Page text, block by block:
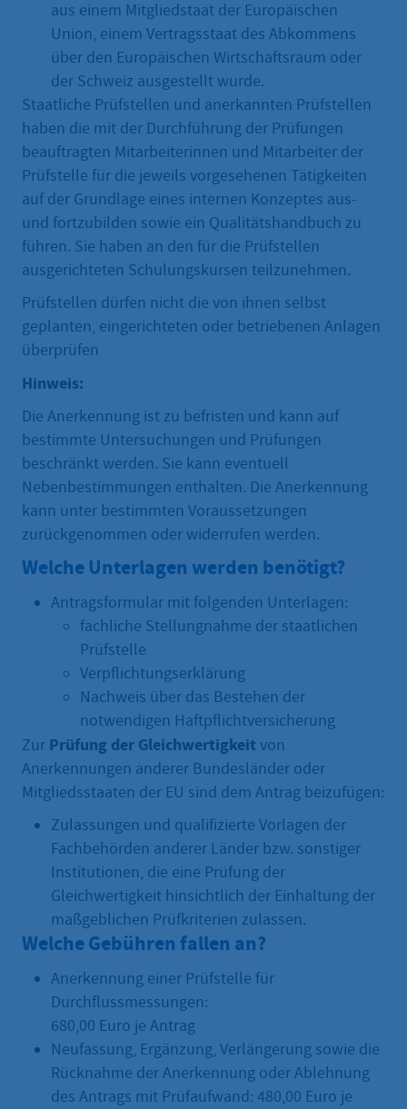
aus einem Mitgliedstaat der Europäischen
Union, einem Vertragsstaat des Abkommens
über den Europäischen Wirtschaftsraum oder
der Schweiz ausgestellt wurde.
Staatliche Prüfstellen und anerkannten Prüfstellen
haben die mit der Durchführung der Prüfungen
beauftragten Mitarbeiterinnen und Mitarbeiter der
Prüfstelle für die jeweils vorgesehenen Tätigkeiten
auf der Grundlage eines internen Konzeptes aus-
und fortzubilden sowie ein Qualitätshandbuch zu
führen. Sie haben an den für die Prüfstellen
ausgerichteten Schulungskursen teilzunehmen.
Prüfstellen dürfen nicht die von ihnen selbst
geplanten, eingerichteten oder betriebenen Anlagen
überprüfen
Hinweis:
Die Anerkennung ist zu befristen und kann auf
bestimmte Untersuchungen und Prüfungen
beschränkt werden. Sie kann eventuell
Nebenbestimmungen enthalten. Die Anerkennung
kann unter bestimmten Voraussetzungen
zurückgenommen oder widerrufen werden.
Welche Unterlagen werden benötigt?
Antragsformular mit folgenden Unterlagen:
fachliche Stellungnahme der staatlichen
Prüfstelle
Verpflichtungserklärung
Nachweis über das Bestehen der
notwendigen Haftpflichtversicherung
Zur Prüfung der Gleichwertigkeit von
Anerkennungen anderer Bundesländer oder
Mitgliedsstaaten der EU sind dem Antrag beizufügen:
Zulassungen und qualifizierte Vorlagen der
Fachbehörden anderer Länder bzw. sonstiger
Institutionen, die eine Prüfung der
Gleichwertigkeit hinsichtlich der Einhaltung der
maßgeblichen Prüfkriterien zulassen.
Welche Gebühren fallen an?
Anerkennung einer Prüfstelle für
Durchflussmessungen:
680,00 Euro je Antrag
Neufassung, Ergänzung, Verlängerung sowie die
Rücknahme der Anerkennung oder Ablehnung
des Antrags mit Prüfaufwand: 480,00 Euro je